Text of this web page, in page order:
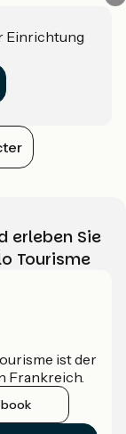
Einrichtung
erleben Sie
Tourisme
ist der
Frankreich.